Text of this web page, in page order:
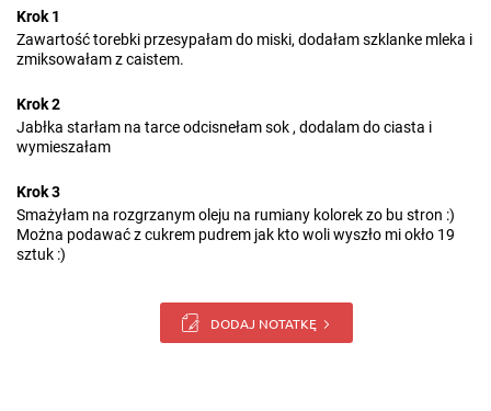
Krok 1
Zawartość torebki przesypałam do miski, dodałam szklanke mleka i
zmiksowałam z caistem.
Krok 2
Jabłka starłam na tarce odcisnełam sok , dodalam do ciasta i
wymieszałam
Krok 3
Smażyłam na rozgrzanym oleju na rumiany kolorek zo bu stron :)
Można podawać z cukrem pudrem jak kto woli wyszło mi okło 19
sztuk :)
DODAJ NOTATKĘ